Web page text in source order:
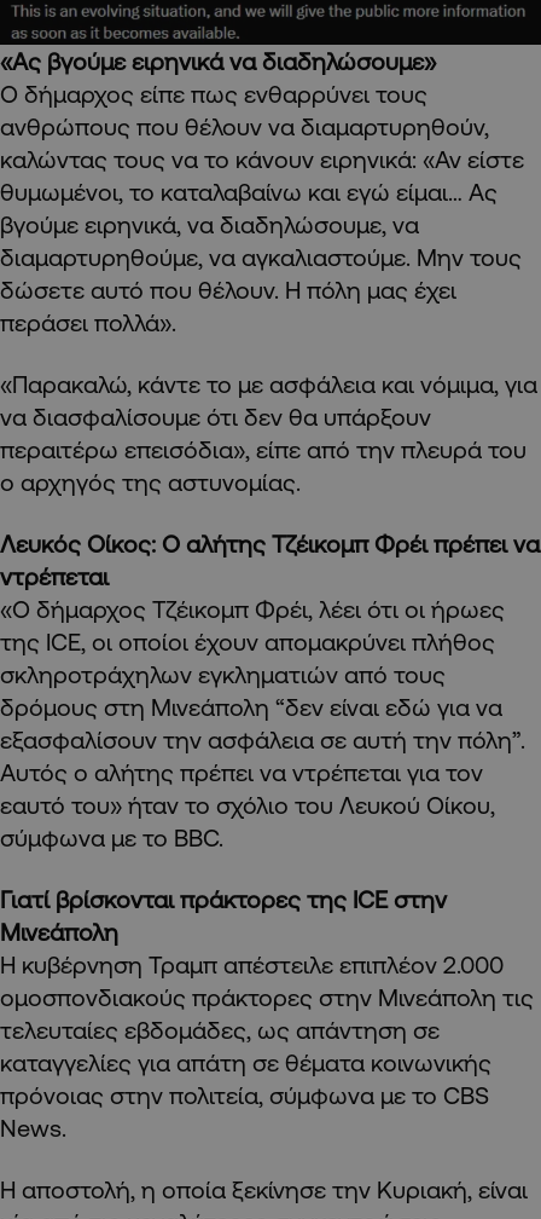
«Ας βγούμε ειρηνικά να διαδηλώσουμε»
Ο δήμαρχος είπε πως ενθαρρύνει τους
ανθρώπους που θέλουν να διαμαρτυρηθούν,
καλώντας τους να το κάνουν ειρηνικά: «Αν είστε
θυμωμένοι, το καταλαβαίνω και εγώ είμαι… Ας
βγούμε ειρηνικά, να διαδηλώσουμε, να
διαμαρτυρηθούμε, να αγκαλιαστούμε. Μην τους
δώσετε αυτό που θέλουν. Η πόλη μας έχει
περάσει πολλά».
«Παρακαλώ, κάντε το με ασφάλεια και νόμιμα, για
να διασφαλίσουμε ότι δεν θα υπάρξουν
περαιτέρω επεισόδια», είπε από την πλευρά του
ο αρχηγός της αστυνομίας.
Λευκός Οίκος: Ο αλήτης Τζέικομπ Φρέι πρέπει να
ντρέπεται
«Ο δήμαρχος Τζέικομπ Φρέι, λέει ότι οι ήρωες
της ICE, οι οποίοι έχουν απομακρύνει πλήθος
σκληροτράχηλων εγκληματιών από τους
δρόμους στη Μινεάπολη “δεν είναι εδώ για να
εξασφαλίσουν την ασφάλεια σε αυτή την πόλη”.
Αυτός ο αλήτης πρέπει να ντρέπεται για τον
εαυτό του» ήταν το σχόλιο του Λευκού Οίκου,
σύμφωνα με το BBC.
Γιατί βρίσκονται πράκτορες της ICE στην
Μινεάπολη
Η κυβέρνηση Τραμπ απέστειλε επιπλέον 2.000
ομοσπονδιακούς πράκτορες στην Μινεάπολη τις
τελευταίες εβδομάδες, ως απάντηση σε
καταγγελίες για απάτη σε θέματα κοινωνικής
πρόνοιας στην πολιτεία, σύμφωνα με το CBS
News.
Η αποστολή, η οποία ξεκίνησε την Κυριακή, είναι